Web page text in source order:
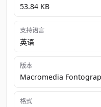
53.84 KB
支持语言
英语
版本
Macromedia
格式